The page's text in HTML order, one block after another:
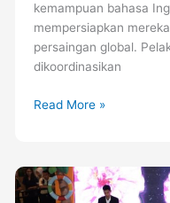
kemampuan bahasa
mempersiapkan
persaingan global.
dikoordinasikan
Read More »
Mutu
Orchestra